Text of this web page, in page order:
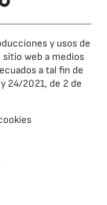
y usos de
web a medios
a tal fin de
24/2021, de 2 de